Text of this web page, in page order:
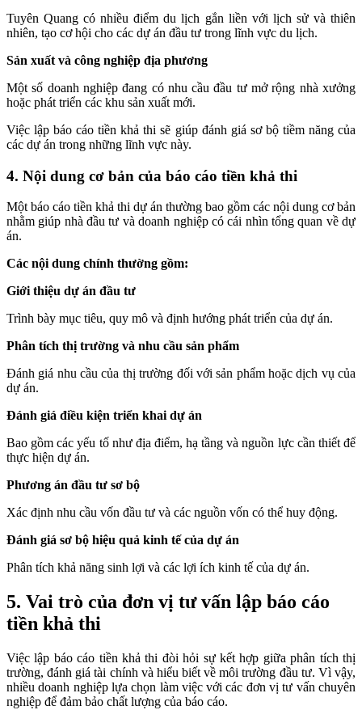
Tuyên Quang có nhiều điểm du lịch gắn liền với lịch sử và thiên
nhiên, tạo cơ hội cho các dự án đầu tư trong lĩnh vực du lịch.
Sản xuất và công nghiệp địa phương
Một số doanh nghiệp đang có nhu cầu đầu tư mở rộng nhà xưởng
hoặc phát triển các khu sản xuất mới.
Việc lập báo cáo tiền khả thi sẽ giúp đánh giá sơ bộ tiềm năng của
các dự án trong những lĩnh vực này.
4. Nội dung cơ bản của báo cáo tiền khả thi
Một báo cáo tiền khả thi dự án thường bao gồm các nội dung cơ bản
nhằm giúp nhà đầu tư và doanh nghiệp có cái nhìn tổng quan về dự
án.
Các nội dung chính thường gồm:
Giới thiệu dự án đầu tư
Trình bày mục tiêu, quy mô và định hướng phát triển của dự án.
Phân tích thị trường và nhu cầu sản phẩm
Đánh giá nhu cầu của thị trường đối với sản phẩm hoặc dịch vụ của
dự án.
Đánh giá điều kiện triển khai dự án
Bao gồm các yếu tố như địa điểm, hạ tầng và nguồn lực cần thiết để
thực hiện dự án.
Phương án đầu tư sơ bộ
Xác định nhu cầu vốn đầu tư và các nguồn vốn có thể huy động.
Đánh giá sơ bộ hiệu quả kinh tế của dự án
Phân tích khả năng sinh lợi và các lợi ích kinh tế của dự án.
5. Vai trò của đơn vị tư vấn lập báo cáo
tiền khả thi
Việc lập báo cáo tiền khả thi đòi hỏi sự kết hợp giữa phân tích thị
trường, đánh giá tài chính và hiểu biết về môi trường đầu tư. Vì vậy,
nhiều doanh nghiệp lựa chọn làm việc với các đơn vị tư vấn chuyên
nghiệp để đảm bảo chất lượng của báo cáo.